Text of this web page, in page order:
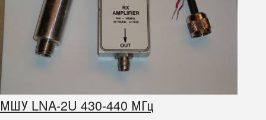
МШУ LNA-2U 430-440 МГц